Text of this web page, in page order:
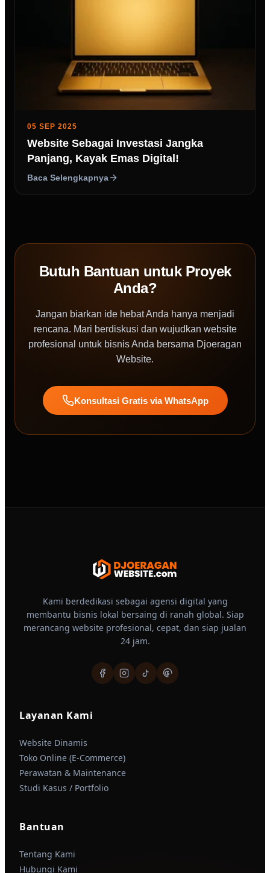
05 SEP 2025
Website Sebagai Investasi Jangka
Panjang, Kayak Emas Digital!
Baca Selengkapnya
Butuh Bantuan untuk Proyek
Anda?
Jangan biarkan ide hebat Anda hanya menjadi
rencana. Mari berdiskusi dan wujudkan website
profesional untuk bisnis Anda bersama Djoeragan
Website.
Konsultasi Gratis via WhatsApp
Kami berdedikasi sebagai agensi digital yang
membantu bisnis lokal bersaing di ranah global. Siap
merancang website profesional, cepat, dan siap jualan
24 jam.
Layanan Kami
Website Dinamis
Toko Online (E-Commerce)
Perawatan & Maintenance
Studi Kasus / Portfolio
Bantuan
Tentang Kami
Hubungi Kami